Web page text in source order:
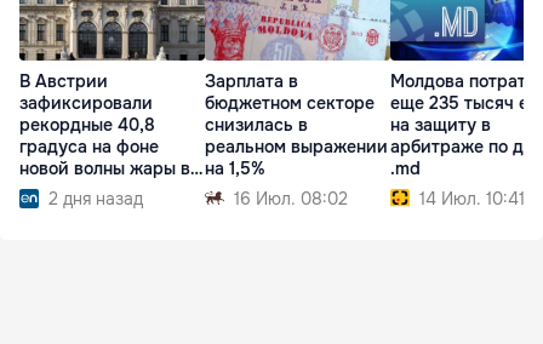
В Австрии
зафиксировали
рекордные 40,8
градуса на фоне
новой волны жары в
Европе2 дня назад
Зарплата в
бюджетном секторе
снизилась в
реальном выражении
на 1,5%
16 Июл. 08:02
Молдова
еще 235 тысяч
на защиту в
арбитраже по
.md
14 Июл. 10:41